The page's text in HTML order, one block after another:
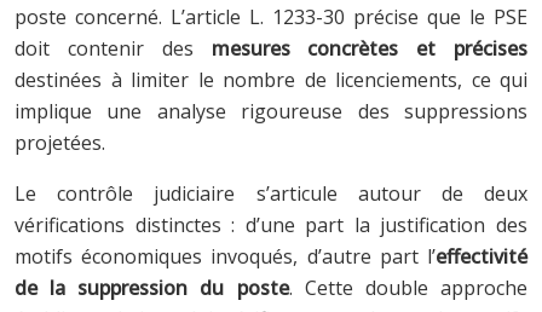
poste concerné. L’article L. 1233-30 précise que le PSE
doit contenir des mesures concrètes et précises
destinées à limiter le nombre de licenciements, ce qui
implique une analyse rigoureuse des suppressions
projetées.
Le contrôle judiciaire s’articule autour de deux
vérifications distinctes : d’une part la justification des
motifs économiques invoqués, d’autre part l’effectivité
de la suppression du poste. Cette double approche